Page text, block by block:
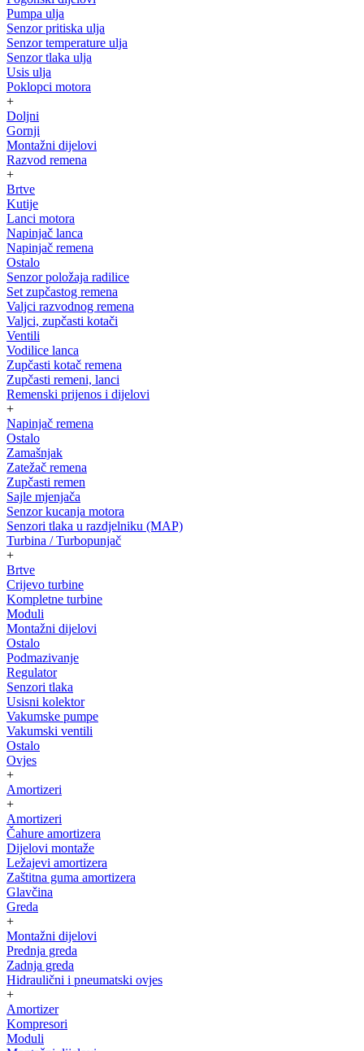
Pumpa ulja
Senzor pritiska ulja
Senzor temperature ulja
Senzor tlaka ulja
Usis ulja
Poklopci motora
+
Doljni
Gornji
Montažni dijelovi
Razvod remena
+
Brtve
Kutije
Lanci motora
Napinjač lanca
Napinjač remena
Ostalo
Senzor položaja radilice
Set zupčastog remena
Valjci razvodnog remena
Valjci, zupčasti kotači
Ventili
Vodilice lanca
Zupčasti kotač remena
Zupčasti remeni, lanci
Remenski prijenos i dijelovi
+
Napinjač remena
Ostalo
Zamašnjak
Zatežač remena
Zupčasti remen
Sajle mjenjača
Senzor kucanja motora
Senzori tlaka u razdjelniku (MAP)
Turbina / Turbopunjač
+
Brtve
Crijevo turbine
Kompletne turbine
Moduli
Montažni dijelovi
Ostalo
Podmazivanje
Regulator
Senzori tlaka
Usisni kolektor
Vakumske pumpe
Vakumski ventili
Ostalo
Ovjes
+
Amortizeri
+
Amortizeri
Čahure amortizera
Dijelovi montaže
Ležajevi amortizera
Zaštitna guma amortizera
Glavčina
Greda
+
Montažni dijelovi
Prednja greda
Zadnja greda
Hidraulični i pneumatski ovjes
+
Amortizer
Kompresori
Moduli